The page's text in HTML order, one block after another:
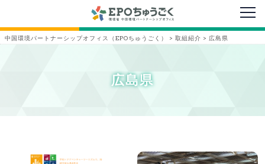
メニ
中国環境パートナーシップオフィス（EPOちゅうごく） > 取組紹介 > 広島県
広島県